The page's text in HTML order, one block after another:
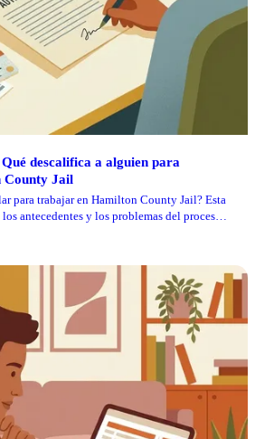
descalifica a alguien para
County Jail
para trabajar en Hamilton County Jail? Esta
antecedentes y los problemas del proceso
postular y poner tus documentos en orden.